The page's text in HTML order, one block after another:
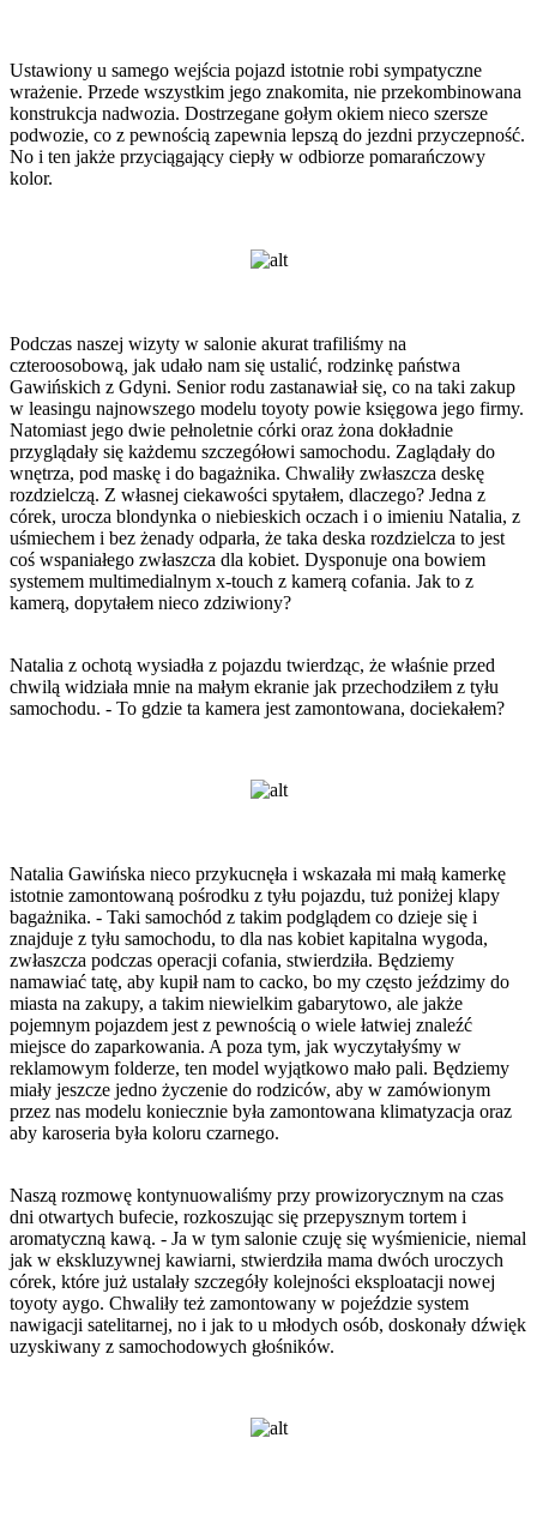
Ustawiony u samego wejścia pojazd istotnie robi sympatyczne
wrażenie. Przede wszystkim jego znakomita, nie przekombinowana
konstrukcja nadwozia. Dostrzegane gołym okiem nieco szersze
podwozie, co z pewnością zapewnia lepszą do jezdni przyczepność.
No i ten jakże przyciągający ciepły w odbiorze pomarańczowy
kolor.
Podczas naszej wizyty w salonie akurat trafiliśmy na
czteroosobową, jak udało nam się ustalić, rodzinkę państwa
Gawińskich z Gdyni. Senior rodu zastanawiał się, co na taki zakup
w leasingu najnowszego modelu toyoty powie księgowa jego firmy.
Natomiast jego dwie pełnoletnie córki oraz żona dokładnie
przyglądały się każdemu szczegółowi samochodu. Zaglądały do
wnętrza, pod maskę i do bagażnika. Chwaliły zwłaszcza deskę
rozdzielczą. Z własnej ciekawości spytałem, dlaczego? Jedna z
córek, urocza blondynka o niebieskich oczach i o imieniu Natalia, z
uśmiechem i bez żenady odparła, że taka deska rozdzielcza to jest
coś wspaniałego zwłaszcza dla kobiet. Dysponuje ona bowiem
systemem multimedialnym x-touch z kamerą cofania. Jak to z
kamerą, dopytałem nieco zdziwiony?
Natalia z ochotą wysiadła z pojazdu twierdząc, że właśnie przed
chwilą widziała mnie na małym ekranie jak przechodziłem z tyłu
samochodu. - To gdzie ta kamera jest zamontowana, dociekałem?
Natalia Gawińska nieco przykucnęła i wskazała mi małą kamerkę
istotnie zamontowaną pośrodku z tyłu pojazdu, tuż poniżej klapy
bagażnika. - Taki samochód z takim podglądem co dzieje się i
znajduje z tyłu samochodu, to dla nas kobiet kapitalna wygoda,
zwłaszcza podczas operacji cofania, stwierdziła. Będziemy
namawiać tatę, aby kupił nam to cacko, bo my często jeździmy do
miasta na zakupy, a takim niewielkim gabarytowo, ale jakże
pojemnym pojazdem jest z pewnością o wiele łatwiej znaleźć
miejsce do zaparkowania. A poza tym, jak wyczytałyśmy w
reklamowym folderze, ten model wyjątkowo mało pali. Będziemy
miały jeszcze jedno życzenie do rodziców, aby w zamówionym
przez nas modelu koniecznie była zamontowana klimatyzacja oraz
aby karoseria była koloru czarnego.
Naszą rozmowę kontynuowaliśmy przy prowizorycznym na czas
dni otwartych bufecie, rozkoszując się przepysznym tortem i
aromatyczną kawą. - Ja w tym salonie czuję się wyśmienicie, niemal
jak w ekskluzywnej kawiarni, stwierdziła mama dwóch uroczych
córek, które już ustalały szczegóły kolejności eksploatacji nowej
toyoty aygo. Chwaliły też zamontowany w pojeździe system
nawigacji satelitarnej, no i jak to u młodych osób, doskonały dźwięk
uzyskiwany z samochodowych głośników.